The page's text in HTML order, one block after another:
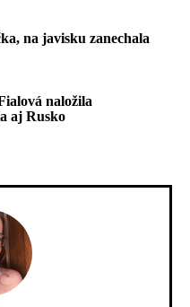
na javisku zanechala
naložila
aj Rusko